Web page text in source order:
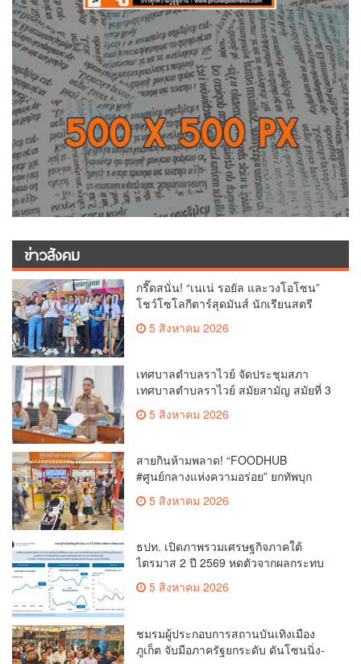
ข่าวสังคม
กรี๊ดสนั่น! “เนเน่ รอยัล และวงโอโซน”
โชว์โซโลกีตาร์สุดมันส์ นักเรียนสตรี
5 สิงหาคม 2026
เทศบาลตำบลราไวย์ จัดประชุมสภา
เทศบาลตำบลราไวย์ สมัยสามัญ สมัยที่ 3
5 สิงหาคม 2026
สายกินห้ามพลาด! “FOODHUB
#ศูนย์กลางแห่งความอร่อย” ยกทัพบุก
โรบินสันไลฟ์สไตล์ ฉลอง ถึง 12 ส.ค.นี้
5 สิงหาคม 2026
ธปท. เปิดภาพรวมเศรษฐกิจภาคใต้
ไตรมาส 2 ปี 2569 หดตัวจากผลกระทบ
ความขัดแย้งในตะวันออกกลาง
5 สิงหาคม 2026
ชมรมผู้ประกอบการสถานบันเทิงเมือง
ภูเก็ต จับมือภาครัฐยกระดับ ดันโซนนิ่ง-